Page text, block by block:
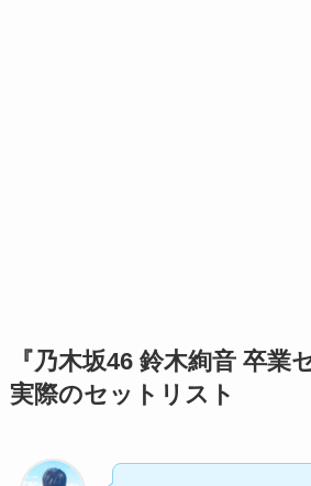
『乃木坂46 鈴木絢音 卒業
実際のセットリスト